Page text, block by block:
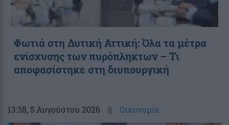
Φωτιά στη Δυτική Αττική: Όλα τα μέτρα
ενίσχυσης των πυρόπληκτων – Τι
αποφασίστηκε στη διυπουργική
13:38, 5 Αυγούστου 2026 || Οικονομία